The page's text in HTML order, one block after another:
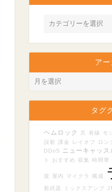
ア
タグ
ヘムロック 爪 有線 モ
誤射 課金 レイオフ ロン
DDoS ニューキャッス
ト
おすすめ 収集 時間帯
規 屋内 マイクラ 構成
新武器 ミックスアンプ